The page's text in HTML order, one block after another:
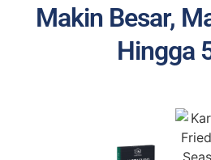
Makin Besar,
Hingga